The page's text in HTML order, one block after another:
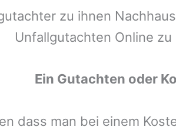
zu ihnen
Unfallgutachten Online
Ein Gutachten oder
dass man bei einem